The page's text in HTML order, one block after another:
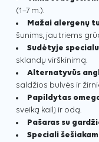
(1–7 m.).
Mažai alergenų
šunims, jautriems
Sudėtyje
sklandų virškinimą.
Alternatyvūs
saldžios bulvės ir
Papildytas
sveiką kailį ir odą.
Pašaras su
Speciali